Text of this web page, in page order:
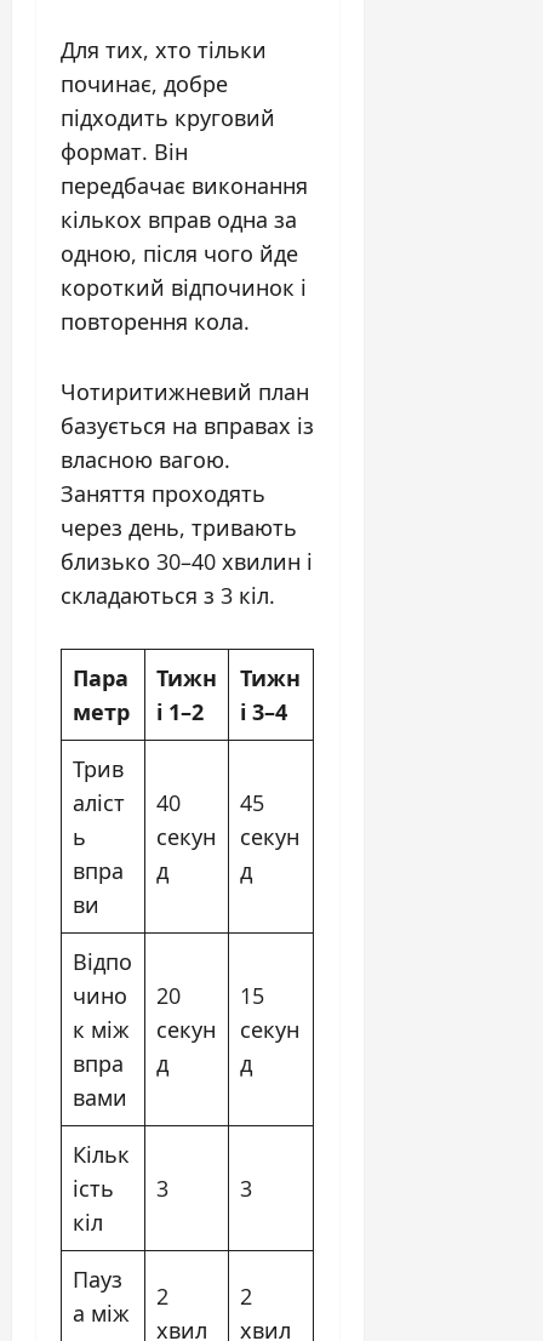
Для тих, хто тільки
починає, добре
підходить круговий
формат. Він
передбачає виконання
кількох вправ одна за
одною, після чого йде
короткий відпочинок і
повторення кола.
Чотиритижневий план
базується на вправах із
власною вагою.
Заняття проходять
через день, тривають
близько 30–40 хвилин і
складаються з 3 кіл.
Пара
метр
Тижн
і 1–2
Тижн
і 3–4
Трив
аліст
ь
впра
ви
40
секун
д
45
секун
д
Відпо
чино
к між
впра
вами
20
секун
д
15
секун
д
Кільк
ість
кіл
3 3
Пауз
а між
2
хвил
2
хвил